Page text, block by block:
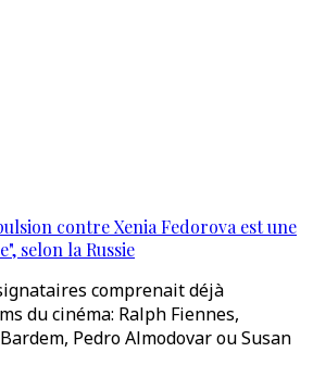
contre Xenia Fedorova est une
selon la Russie
comprenait déjà
du cinéma: Ralph Fiennes,
Pedro Almodovar ou Susan